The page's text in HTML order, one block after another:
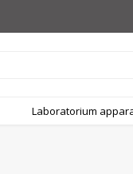
Laboratorium